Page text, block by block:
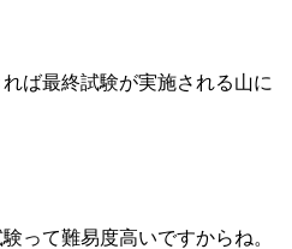
ば最終試験が実施される山に
って難易度高いですからね。